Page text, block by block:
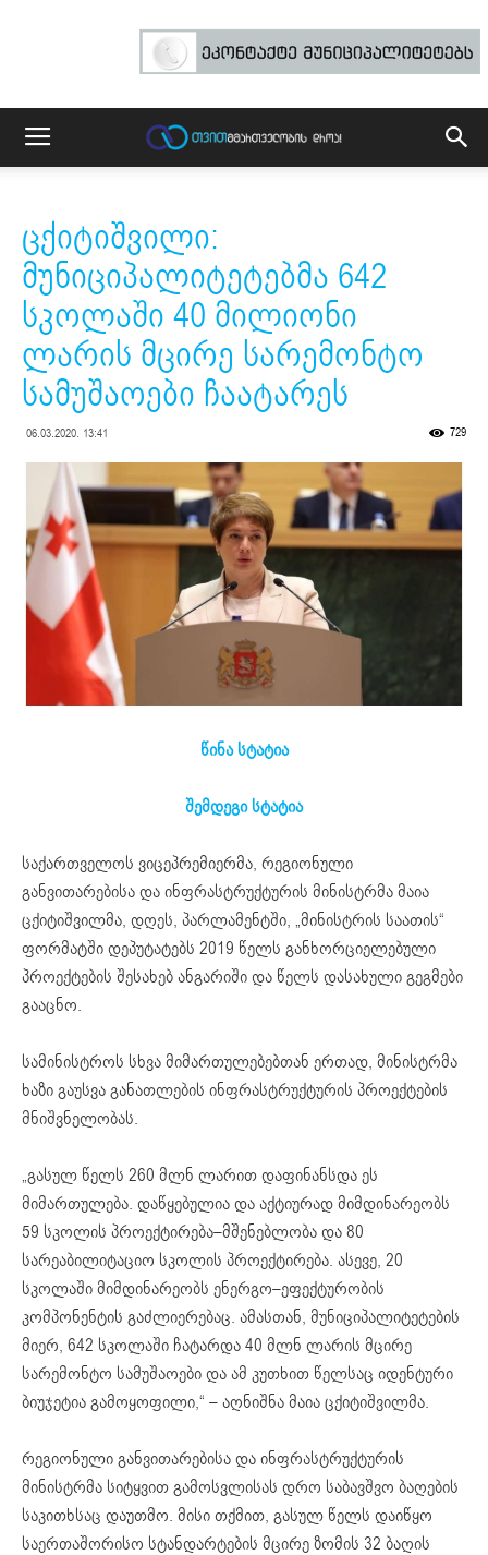
ცქიტიშვილი:
მუნიციპალიტეტებმა 642
სკოლაში 40 მილიონი
ლარის მცირე სარემონტო
სამუშაოები ჩაატარეს
06.03.2020. 13:41 729
წინა სტატია
შემდეგი სტატია
საქართველოს ვიცეპრემიერმა, რეგიონული
განვითარებისადაინფრასტრუქტურის მინისტრმამაია
ცქიტიშვილმა, დღეს, პარლამენტში, „მინისტრის საათის“
ფორმატშიდეპუტატებს 2019 წელს განხორციელებული
პროექტების შესახებანგარიშიდა წელს დასახულიგეგმები
გააცნო.
სამინისტროს სხვამიმართულებებთან ერთად, მინისტრმა
ხაზიგაუსვაგანათლების ინფრასტრუქტურის პროექტების
მნიშვნელობას.
„გასულ წელს 260 მლნ ლარითდაფინანსდაეს
მიმართულება. დაწყებულიადააქტიურადმიმდინარეობს
59 სკოლის პროექტირება–მშენებლობადა80
სარეაბილიტაციო სკოლის პროექტირება. ასევე, 20
სკოლაშიმიმდინარეობს ენერგო–ეფექტურობის
კომპონენტის გაძლიერებაც. ამასთან, მუნიციპალიტეტების
მიერ, 642 სკოლაში ჩატარდა40 მლნ ლარის მცირე
სარემონტო სამუშაოებიდაამ კუთხით წელსაც იდენტური
ბიუჯეტიაგამოყოფილი,“ –აღნიშნამაიაცქიტიშვილმა.
რეგიონულიგანვითარებისადაინფრასტრუქტურის
მინისტრმა სიტყვითგამოსვლისას დრო საბავშვო ბაღების
საკითხსაც დაუთმო. მისითქმით, გასულ წელს დაიწყო
საერთაშორისო სტანდარტების მცირეზომის 32 ბაღის